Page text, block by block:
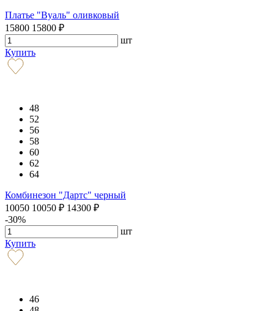
Платье "Вуаль" оливковый
15800 15800 ₽
шт
Купить
48
52
56
58
60
62
64
Комбинезон "Дартс" черный
10050 10050 ₽ 14300 ₽
-30%
шт
Купить
46